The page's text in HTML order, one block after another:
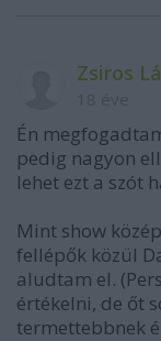
Zsiros
Én
pedig nagyon
lehet ezt a szót
Mint show
fellépők közül
aludtam el.
értékelni, de őt
termettebbnek